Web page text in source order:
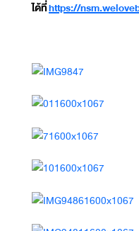
ได้ที่https://